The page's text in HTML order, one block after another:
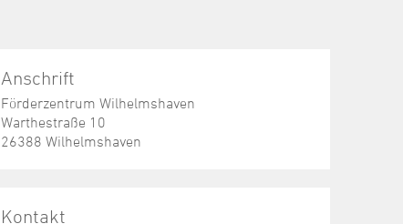
Anschrift
Förderzentrum Wilhelmshaven
Warthestraße 10
26388 Wilhelmshaven
Kontakt